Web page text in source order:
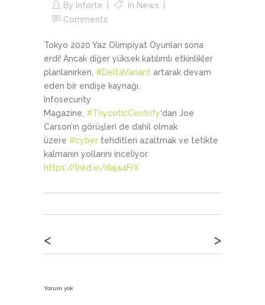
By Inforte In News
Comments
Tokyo 2020 Yaz Olimpiyat Oyunları sona
erdi! Ancak diğer yüksek katılımlı etkinlikler
planlanırken, #DeltaVariant artarak devam
eden bir endişe kaynağı.
Infosecurity
Magazine, #ThycoticCentrify‘dan Joe
Carson’ın görüşleri de dahil olmak
üzere #cyber tehditleri azaltmak ve tetikte
kalmanın yollarını inceliyor.
https://lnkd.in/daja4FrX
< >
Yorum yok